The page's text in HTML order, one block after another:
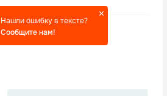
Нашли ошибку в тексте?
Сообщите нам!